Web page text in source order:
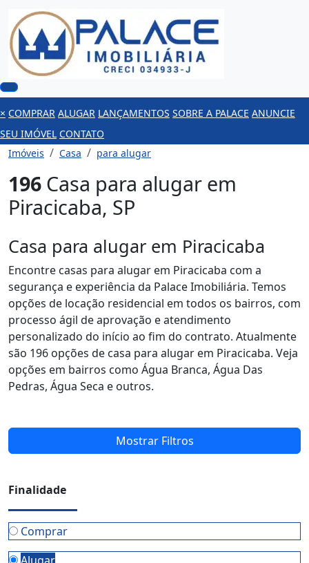
× COMPRAR ALUGAR LANÇAMENTOS SOBRE A PALACE ANUNCIE
SEU IMÓVEL CONTATO
Imóveis
Casa para alugar
196 Casa para alugar em
Piracicaba, SP
Casa para alugar em Piracicaba
Encontre casas para alugar em Piracicaba com a
segurança e experiência da Palace Imobiliária. Temos
opções de locação residencial em todos os bairros, com
processo ágil de aprovação e atendimento
personalizado do início ao fim do contrato. Atualmente
são 196 opções de casa para alugar em Piracicaba. Veja
opções em bairros como Água Branca, Água Das
Pedras, Água Seca e outros.
Mostrar Filtros
Finalidade
Comprar